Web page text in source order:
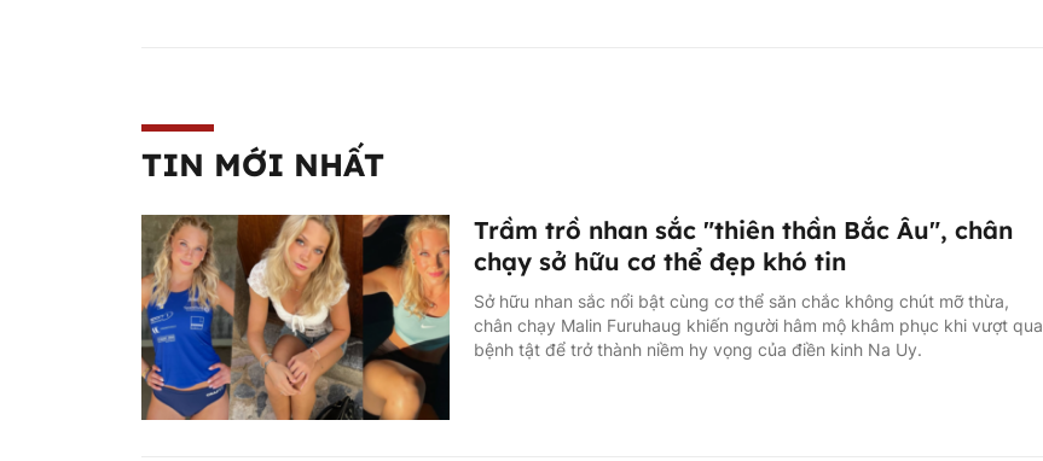
TIN MỚI NHẤT
Trầm trồ nhan sắc "thiên thần Bắc Âu", chân
chạy sở hữu cơ thể đẹp khó tin
Sở hữu nhan sắc nổi bật cùng cơ thể săn chắc không chút mỡ thừa,
chân chạy Malin Furuhaug khiến người hâm mộ khâm phục khi vượt qua
bệnh tật để trở thành niềm hy vọng của điền kinh Na Uy.